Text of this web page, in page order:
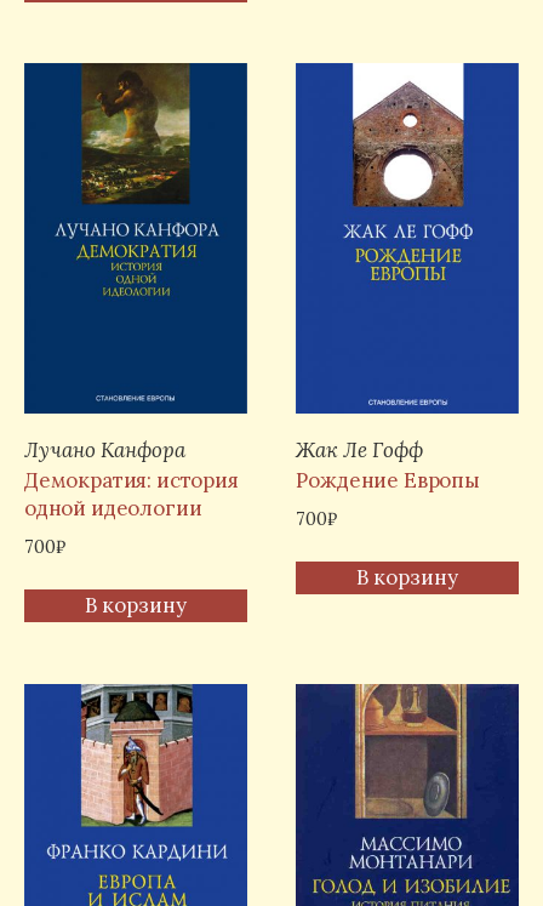
Лучано Канфора
Демократия: история
одной идеологии
700₽
В корзину
Жак Ле Гофф
Рождение Европы
700₽
В корзину